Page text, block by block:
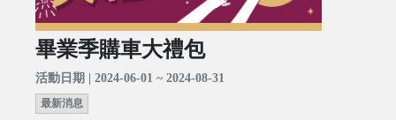
畢業季購車大禮包
活動日期 | 2024-06-01 ~ 2024-08-31
最新消息